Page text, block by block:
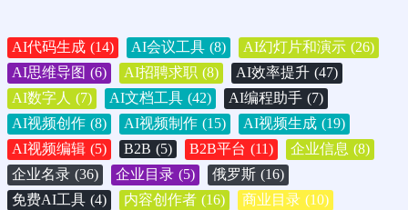
AI代码生成 (14) AI会议工具 (8) AI幻灯片和演示 (26)
AI思维导图 (6) AI招聘求职 (8) AI效率提升 (47)
AI数字人 (7) AI文档工具 (42) AI编程助手 (7)
AI视频创作 (8) AI视频制作 (15) AI视频生成 (19)
AI视频编辑 (5) B2B (5) B2B平台 (11) 企业信息 (8)
企业名录 (36) 企业目录 (5) 俄罗斯 (16)
免费AI工具 (4) 内容创作者 (16) 商业目录 (10)